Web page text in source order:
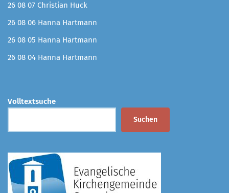
26 08 07 Christian Huck
26 08 06 Hanna Hartmann
26 08 05 Hanna Hartmann
26 08 04 Hanna Hartmann
Volltextsuche
Suchen